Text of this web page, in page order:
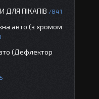
ДЛЯ ПІКАПІВ 841
авто (з хромом
(Дефлектор